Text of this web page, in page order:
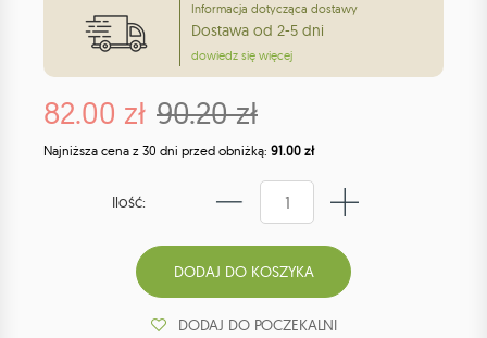
Informacja dotycząca dostawy
Dostawa od 2-5 dni
dowiedz się więcej
82.00 zł 90.20 zł
Najniższa cena z 30 dni przed obniżką: 91.00 zł
Ilość:
DODAJ DO POCZEKALNI